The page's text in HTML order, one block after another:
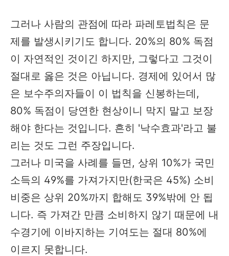
그러나 사람의 관점에 따라 파레토법칙은 문
제를 발생시키기도 합니다. 20%의 80% 독점
이 자연적인 것이긴 하지만, 그렇다고 그것이
절대로 옳은 것은 아닙니다. 경제에 있어서 많
은 보수주의자들이 이 법칙을 신봉하는데,
80% 독점이 당연한 현상이니 막지 말고 보장
해야 한다는 것입니다. 흔히 '낙수효과'라고 불
리는 것도 그런 주장입니다.
그러나 미국을 사례를 들면, 상위 10%가 국민
소득의 49%를 가져가지만(한국은 45%) 소비
비중은 상위 20%까지 합해도 39%밖에 안 됩
니다. 즉 가져간 만큼 소비하지 않기 때문에 내
수경기에 이바지하는 기여도는 절대 80%에
이르지 못합니다.